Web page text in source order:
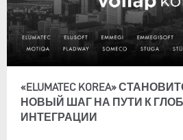
«ELUMATEC KOREA»
НОВЫЙ ШАГ НА ПУТИ К
ИНТЕГРАЦИИ